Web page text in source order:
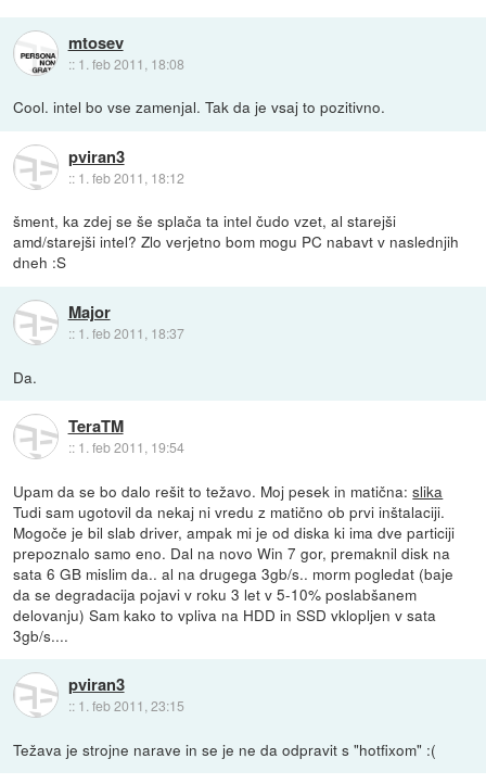
mtosev
:: 1. feb 2011, 18:08
Cool. intel bo vse zamenjal. Tak da je vsaj to pozitivno.
pviran3
:: 1. feb 2011, 18:12
šment, ka zdej se še splača ta intel čudo vzet, al starejši
amd/starejši intel? Zlo verjetno bom mogu PC nabavt v naslednjih
dneh :S
Major
:: 1. feb 2011, 18:37
Da.
TeraTM
:: 1. feb 2011, 19:54
Upam da se bo dalo rešit to težavo. Moj pesek in matična:slika
Tudi sam ugotovil da nekaj ni vredu z matično ob prvi inštalaciji.
Mogoče je bil slab driver, ampak mi je od diska ki ima dve particiji
prepoznalo samo eno. Dal na novo Win 7 gor, premaknil disk na
sata 6 GB mislim da.. al na drugega 3gb/s.. morm pogledat (baje
da se degradacija pojavi v roku 3 let v 5-10% poslabšanem
delovanju) Sam kako to vpliva na HDD in SSD vklopljen v sata
3gb/s....
pviran3
:: 1. feb 2011, 23:15
Težava je strojne narave in se je ne da odpravit s "hotfixom" :(